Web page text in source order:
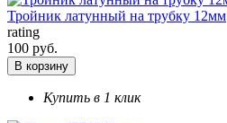
Тройник латунный на трубку 12мм
rating
100 руб.
В корзину
Купить в 1 клик